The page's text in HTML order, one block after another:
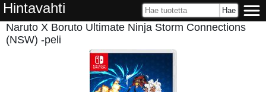
Hintavahti
Naruto X Boruto Ultimate Ninja Storm Connections
(NSW) -peli